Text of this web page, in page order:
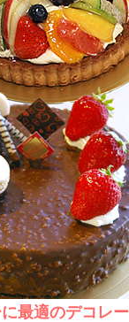
最適のデコレ